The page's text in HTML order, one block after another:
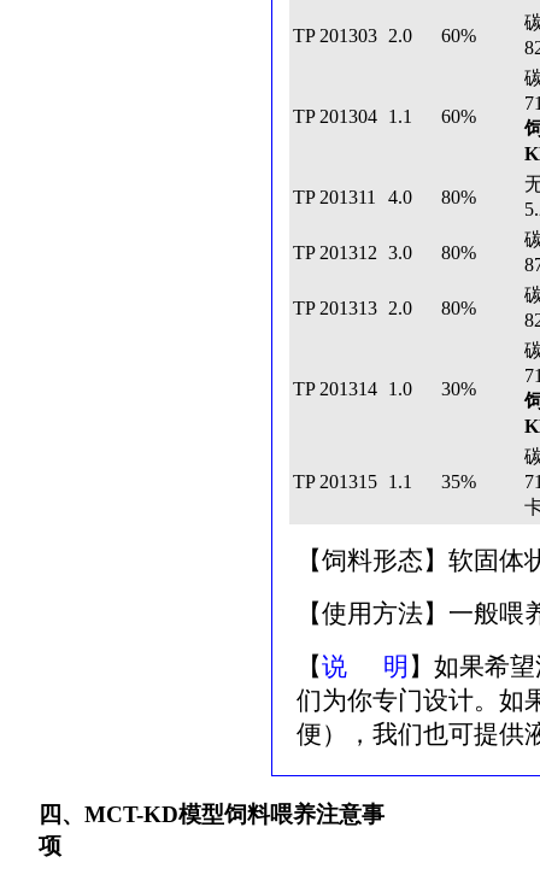
TP 201303 2.0 60%
TP 201304 1.1 60%
TP 201311 4.0 80%
TP 201312 3.0 80%
TP 201313 2.0 80%
TP 201314 1.0 30%
TP 201315 1.1 35%
【饲料形态】软固体
【使用方法】一般喂
【说 明 】如果希
们为你专门设计。如
便），我们也可提供
四、MCT-KD模型饲料喂养注意事
项